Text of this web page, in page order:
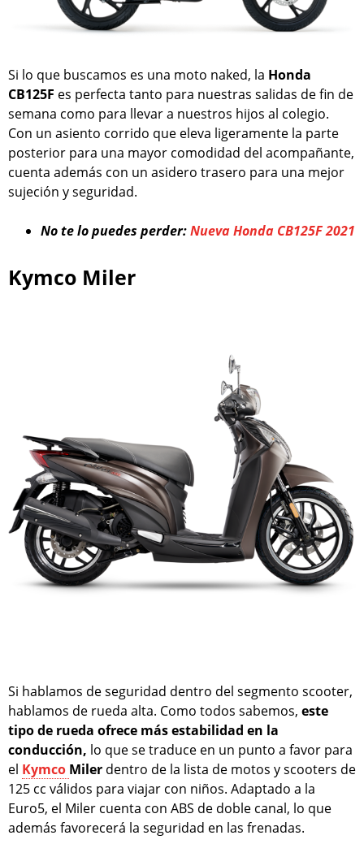
Si lo que buscamos es una moto naked, la Honda
CB125F es perfecta tanto para nuestras salidas de fin de
semana como para llevar a nuestros hijos al colegio.
Con un asiento corrido que eleva ligeramente la parte
posterior para una mayor comodidad del acompañante,
cuenta además con un asidero trasero para una mejor
sujeción y seguridad.
No te lo puedes perder:Nueva Honda CB125F 2021
Kymco Miler
Si hablamos de seguridad dentro del segmento scooter,
hablamos de rueda alta. Como todos sabemos, este
tipo de rueda ofrece más estabilidad en la
conducción, lo que se traduce en un punto a favor para
el Kymco Miler dentro de la lista de motos y scooters de
125 cc válidos para viajar con niños. Adaptado a la
Euro5, el Miler cuenta con ABS de doble canal, lo que
además favorecerá la seguridad en las frenadas.